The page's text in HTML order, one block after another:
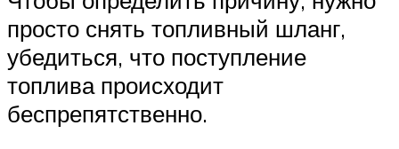
просто снять топливный шланг,
убедиться, что поступление
топлива происходит
беспрепятственно.